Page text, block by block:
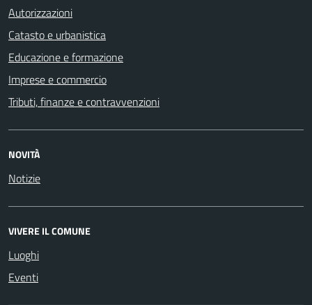
Autorizzazioni
Catasto e urbanistica
Educazione e formazione
Imprese e commercio
Tributi, finanze e contravvenzioni
NOVITÀ
Notizie
VIVERE IL COMUNE
Luoghi
Eventi